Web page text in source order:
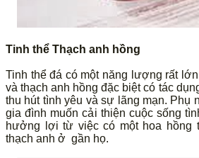
Tinh thể Thạch anh hồng
Tinh thể đá có một năng lượng rất
và thạch anh hồng đặc biệt có tác
thu hút tình yêu và sự lãng mạn. Phụ
gia đình muốn cải thiện cuộc sống
hưởng lợi từ việc có một hoa hồng
thạch anh ở gần họ.